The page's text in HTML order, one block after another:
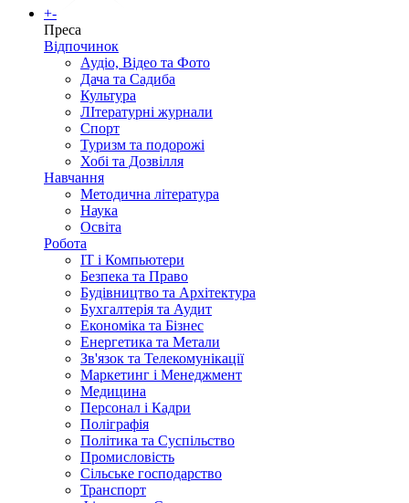
+-
Преса
Відпочинок
Аудіо, Відео та Фото
Дача та Садиба
Культура
ЛІтературні журнали
Спорт
Туризм та подорожі
Хобі та Дозвілля
Навчання
Методична література
Наука
Освіта
Робота
IT і Компьютери
Безпека та Право
Будівництво та Архітектура
Бухгалтерія та Аудит
Економіка та Бізнес
Енергетика та Метали
Зв'язок та Телекомунікації
Маркетинг і Менеджмент
Медицина
Персонал і Кадри
Поліграфія
Політика та Суспільство
Промисловість
Сільське господарство
Транспорт